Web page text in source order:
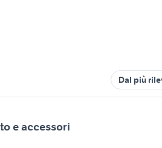
Dal più
e accessori